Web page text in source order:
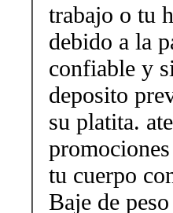
trabajo o tu
debido a la
confiable y
deposito
su platita.
tu cuerpo
Baje de